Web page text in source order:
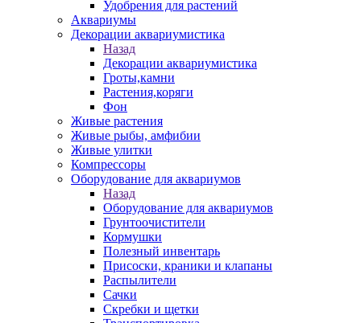
Удобрения для растений
Аквариумы
Декорации аквариумистика
Назад
Декорации аквариумистика
Гроты,камни
Растения,коряги
Фон
Живые растения
Живые рыбы, амфибии
Живые улитки
Компрессоры
Оборудование для аквариумов
Назад
Оборудование для аквариумов
Грунтоочистители
Кормушки
Полезный инвентарь
Присоски, краники и клапаны
Распылители
Сачки
Скребки и щетки